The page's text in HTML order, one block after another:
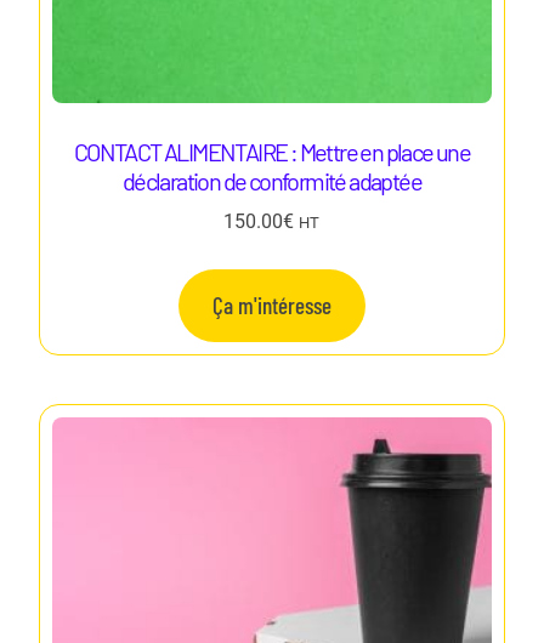
CONTACT ALIMENTAIRE : Mettre en place une
déclaration de conformité adaptée
150.00€ HT
Ça m'intéresse